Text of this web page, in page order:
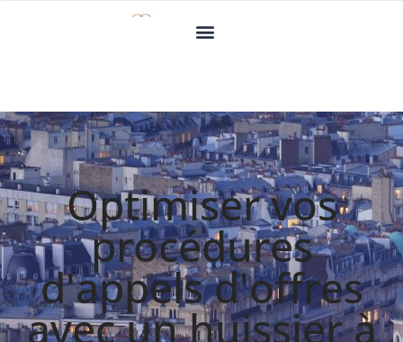
Optimiser vos
procédures
d'appels d'offres
avec un huissier à